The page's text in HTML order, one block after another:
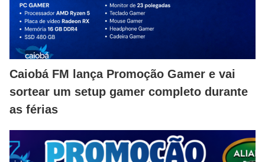
Caiobá FM lança Promoção Gamer e vai
sortear um setup gamer completo durante
as férias